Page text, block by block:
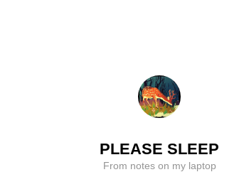
PLEASE SLEEP
From notes on my laptop